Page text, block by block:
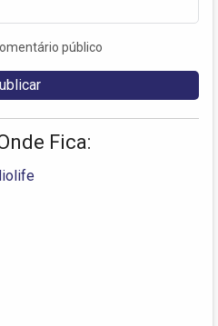
público
Fica: